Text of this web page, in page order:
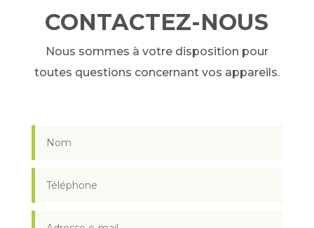
CONTACTEZ-NOUS
Nous sommes à votre disposition pour
toutes questions concernant vos appareils.